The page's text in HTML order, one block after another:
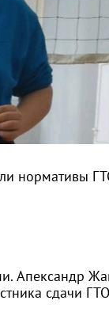
нормативы
Апександр
сдачи